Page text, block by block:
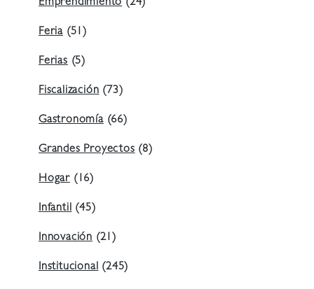
Emprendimiento (24)
Feria (51)
Ferias (5)
Fiscalización (73)
Gastronomía(66)
Grandes Proyectos (8)
Hogar (16)
Infantil (45)
Innovación (21)
Institucional (245)